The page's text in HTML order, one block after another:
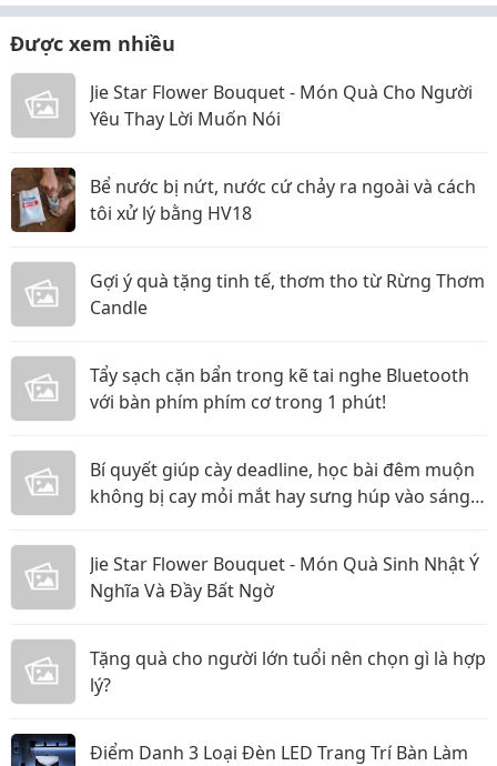
Được xem nhiều
Jie Star Flower Bouquet - Món Quà Cho Người
Yêu Thay Lời Muốn Nói
Bể nước bị nứt, nước cứ chảy ra ngoài và cách
tôi xử lý bằng HV18
Gợi ý quà tặng tinh tế, thơm tho từ Rừng Thơm
Candle
Tẩy sạch cặn bẩn trong kẽ tai nghe Bluetooth
với bàn phím phím cơ trong 1 phút!
Bí quyết giúp cày deadline, học bài đêm muộn
không bị cay mỏi mắt hay sưng húp vào sáng
Jie Star Flower Bouquet - Món Quà Sinh Nhật Ý
Nghĩa Và Đầy Bất Ngờ
Tặng quà cho người lớn tuổi nên chọn gì là hợp
lý?
Điểm Danh 3 Loại Đèn LED Trang Trí Bàn Làm